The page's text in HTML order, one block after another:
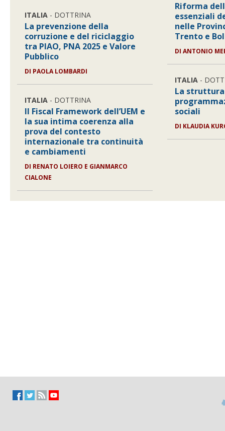
ITALIA - DOTTRINA
La prevenzione della
corruzione e del riciclaggio
tra PIAO, PNA 2025 e Valore
Pubblico
DI PAOLA LOMBARDI
ITALIA - DOTTRINA
Il Fiscal Framework dell’UEM e
la sua intima coerenza alla
prova del contesto
internazionale tra continuità
e cambiamenti
DI RENATO LOIERO E GIANMARCO
CIALONE
Riforma
essenziali
nelle
Trento e
DIANTONIO
ITALIA -
La
sociali
DI KLAUDIA